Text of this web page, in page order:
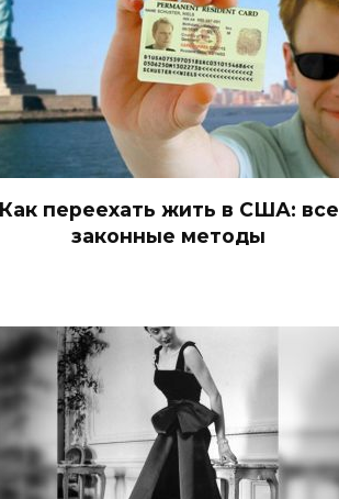
переехать жить в США: все
законные методы